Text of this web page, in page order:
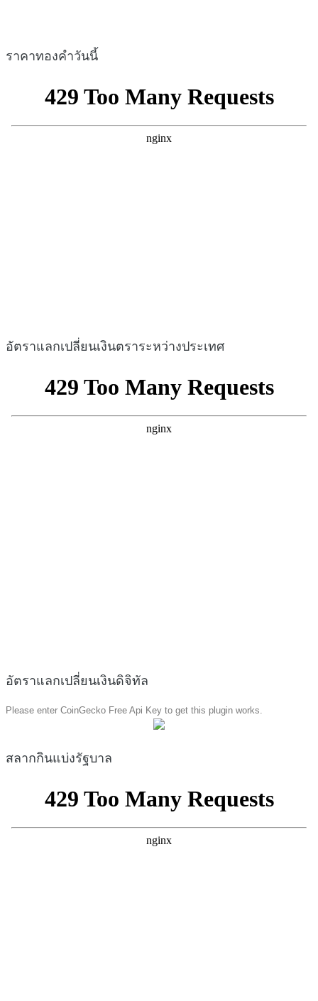
ราคาทองคำวันนี้
อัตราแลกเปลี่ยนเงินตราระหว่างประเทศ
อัตราแลกเปลี่ยนเงินดิจิทัล
Please enter CoinGecko Free Api Key to get this plugin works.
สลากกินแบ่งรัฐบาล